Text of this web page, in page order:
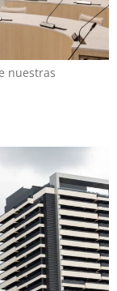
nuestras